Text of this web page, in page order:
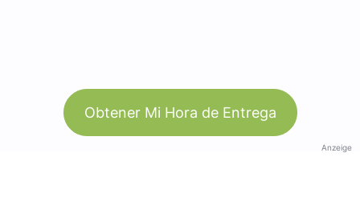
Obtener Mi Hora de Entrega
Anzeige